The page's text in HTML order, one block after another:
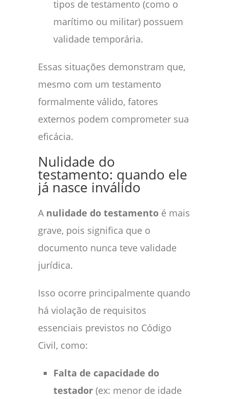
tipos de testamento (como o
marítimo ou militar) possuem
validade temporária.
Essas situações demonstram que,
mesmo com um testamento
formalmente válido, fatores
externos podem comprometer sua
eficácia.
Nulidade do
testamento: quando ele
já nasce inválido
A nulidade do testamento é mais
grave, pois significa que o
documento nunca teve validade
jurídica.
Isso ocorre principalmente quando
há violação de requisitos
essenciais previstos no Código
Civil, como:
Falta de capacidade do
testador (ex: menor de idade